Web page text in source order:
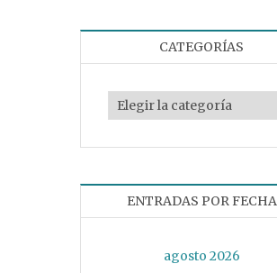
CATEGORÍAS
Categorías
ENTRADAS POR FECHA
agosto 2026